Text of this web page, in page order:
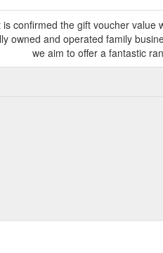
confirmed the gift voucher value
owned and operated family
we aim to offer a fantastic